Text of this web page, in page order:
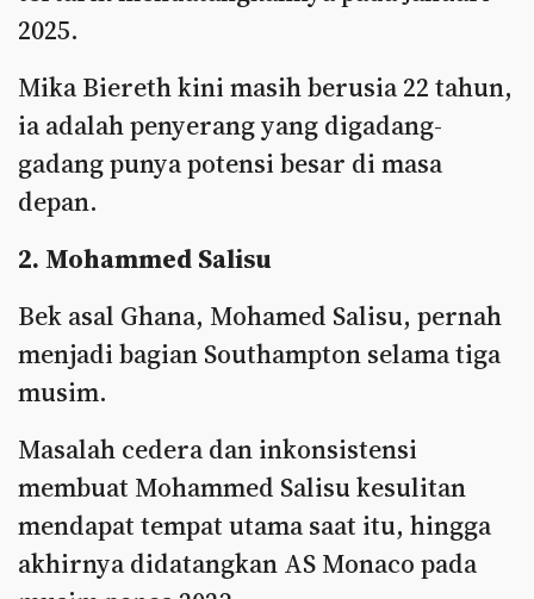
2025.
Mika Biereth kini masih berusia 22 tahun,
ia adalah penyerang yang digadang-
gadang punya potensi besar di masa
depan.
2. Mohammed Salisu
Bek asal Ghana, Mohamed Salisu, pernah
menjadi bagian Southampton selama tiga
musim.
Masalah cedera dan inkonsistensi
membuat Mohammed Salisu kesulitan
mendapat tempat utama saat itu, hingga
akhirnya didatangkan AS Monaco pada